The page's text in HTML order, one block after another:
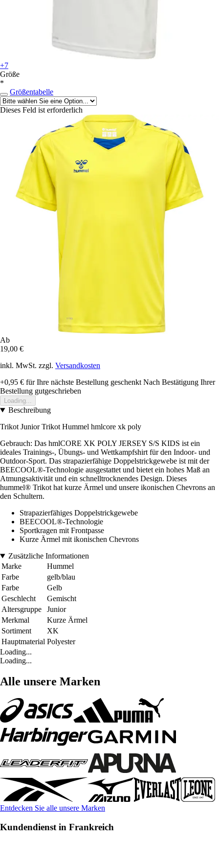
+7
Größe
*
Größentabelle
Dieses Feld ist erforderlich
Ab
19,00 €
inkl. MwSt. zzgl. Versandkosten
+0,95 € für Ihre nächste Bestellung geschenkt Nach Bestätigung Ihrer
Bestellung gutgeschrieben
Loading...
Beschreibung
Trikot Junior Trikot Hummel hmlcore xk poly
Gebrauch: Das hmlCORE XK POLY JERSEY S/S KIDS ist ein
ideales Trainings-, Übungs- und Wettkampfshirt für den Indoor- und
Outdoor-Sport. Das strapazierfähige Doppelstrickgewebe ist mit der
BEECOOL®-Technologie ausgestattet und bietet ein hohes Maß an
Atmungsaktivität und ein schnelltrocknendes Design. Dieses
hummel® Trikot hat kurze Ärmel und unsere ikonischen Chevrons an
den Schultern.
Strapazierfähiges Doppelstrickgewebe
BEECOOL®-Technologie
Sportkragen mit Frontpasse
Kurze Ärmel mit ikonischen Chevrons
Zusätzliche Informationen
Marke
Hummel
Farbe
gelb/blau
Farbe
Gelb
Geschlecht
Gemischt
Altersgruppe
Junior
Merkmal
Kurze Ärmel
Sortiment
XK
Hauptmaterial Polyester
Loading...
Loading...
Alle unsere Marken
Entdecken Sie alle unsere Marken
Kundendienst in Frankreich